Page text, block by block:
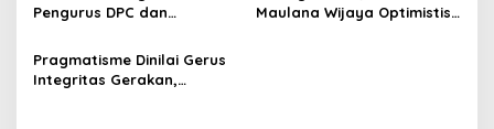
Karang Taruna
Pengurus DPC dan
Minimal Satu Dapil Satu
Kursi
Maulana Wijaya Optimistis
Pragmatisme Dinilai Gerus
Integritas Gerakan,